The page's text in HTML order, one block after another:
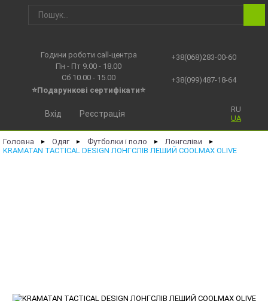
Години роботи call-центра
Пн - Пт 9.00 - 18.00
Сб 10.00 - 15.00
⭐Подарункові сертифікати⭐
+38(068)283-00-60
+38(099)487-18-64
RU
UA
Вхід Реєстрація
Головна ► Одяг ► Футболки і поло ► Лонгсліви ►
KRAMATAN TACTICAL DESIGN ЛОНГСЛІВ ЛЕШИЙ COOLMAX OLIVE